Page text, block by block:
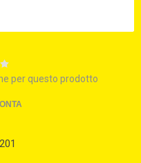
per questo prodotto